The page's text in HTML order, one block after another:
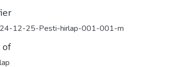
12-25-Pesti-hirlap-001-001-m
of